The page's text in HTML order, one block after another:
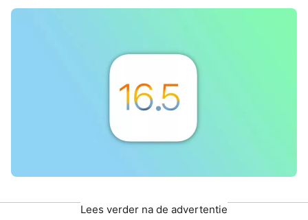
Lees verder na de advertentie